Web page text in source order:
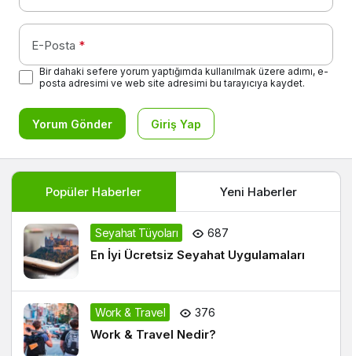
E-Posta *
Bir dahaki sefere yorum yaptığımda kullanılmak üzere adımı, e-
posta adresimi ve web site adresimi bu tarayıcıya kaydet.
Yorum Gönder Giriş Yap
Popüler Haberler Yeni Haberler
Seyahat Tüyoları 687
En İyi Ücretsiz Seyahat Uygulamaları
Work & Travel 376
Work & Travel Nedir?